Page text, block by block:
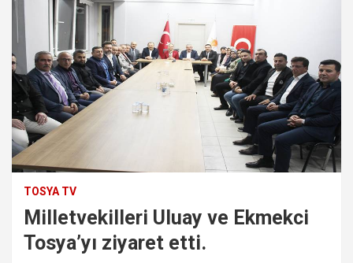
TOSYA TV
Milletvekilleri Uluay ve Ekmekci
Tosya’yı ziyaret etti.